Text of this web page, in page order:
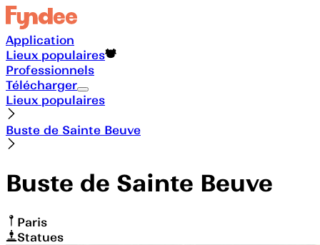
Application
Lieux populaires
Professionnels
Télécharger
Lieux populaires
Buste de Sainte Beuve
Buste de Sainte Beuve
Paris
Statues